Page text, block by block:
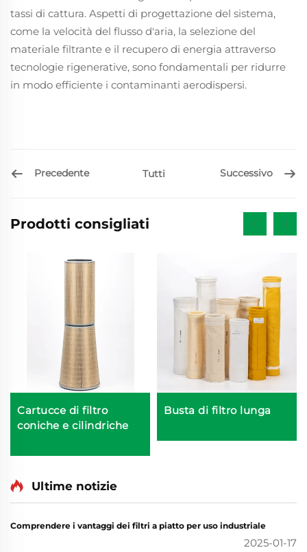
tassi di cattura. Aspetti di progettazione del sistema,
come la velocità del flusso d'aria, la selezione del
materiale filtrante e il recupero di energia attraverso
tecnologie rigenerative, sono fondamentali per ridurre
in modo efficiente i contaminanti aerodispersi.
Precedente Tutti Successivo
Prodotti consigliati
Cartucce di filtro
coniche e cilindriche
Busta di filtro lunga
Ultime notizie
Comprendere i vantaggi dei filtri a piatto per uso industriale
2025-01-17